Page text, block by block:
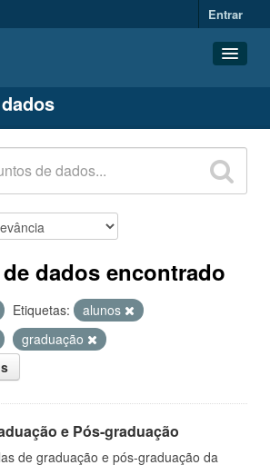
Entrar
dados encontrado
Etiquetas:
alunos
graduação
e Pós-graduação
de graduação e pós-graduação da